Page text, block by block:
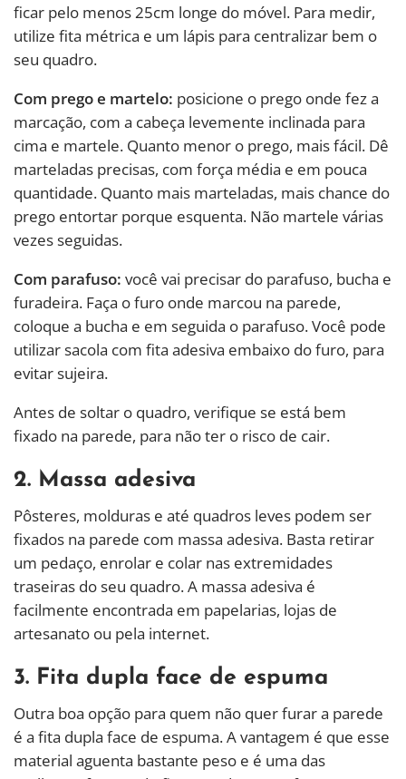
ficar pelo menos 25cm longe do móvel. Para medir,
utilize fita métrica e um lápis para centralizar bem o
seu quadro.
Com prego e martelo: posicione o prego onde fez a
marcação, com a cabeça levemente inclinada para
cima e martele. Quanto menor o prego, mais fácil. Dê
marteladas precisas, com força média e em pouca
quantidade. Quanto mais marteladas, mais chance do
prego entortar porque esquenta. Não martele várias
vezes seguidas.
Com parafuso: você vai precisar do parafuso, bucha e
furadeira. Faça o furo onde marcou na parede,
coloque a bucha e em seguida o parafuso. Você pode
utilizar sacola com fita adesiva embaixo do furo, para
evitar sujeira.
Antes de soltar o quadro, verifique se está bem
fixado na parede, para não ter o risco de cair.
2. Massa adesiva
Pôsteres, molduras e até quadros leves podem ser
fixados na parede com massa adesiva. Basta retirar
um pedaço, enrolar e colar nas extremidades
traseiras do seu quadro. A massa adesiva é
facilmente encontrada em papelarias, lojas de
artesanato ou pela internet.
3. Fita dupla face de espuma
Outra boa opção para quem não quer furar a parede
é a fita dupla face de espuma. A vantagem é que esse
material aguenta bastante peso e é uma das